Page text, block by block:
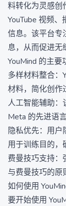
料转化为灵感创
YouTube 视频
信息。该平台专
息，从而促进无
YouMind 的主要
多样材料整合：
材料，简化创作
人工智能辅助：
Meta 的先进语
隐私优先：用户
用于训练目的，
费曼技巧支持：
与费曼技巧的原
如何使用
要开始使用